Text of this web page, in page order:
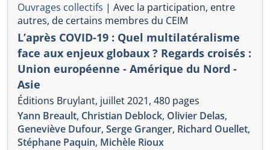
Ouvrages collectifs | Avec la participation, entre
autres, de certains membres du CEIM
L’après COVID-19 : Quel multilatéralisme
face aux enjeux globaux ? Regards croisés :
Union européenne - Amérique du Nord -
Asie
Éditions Bruylant, juillet 2021, 480 pages
Yann Breault, Christian Deblock, Olivier Delas,
Geneviève Dufour, Serge Granger, Richard Ouellet,
Stéphane Paquin, Michèle Rioux